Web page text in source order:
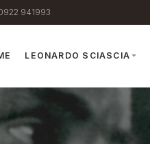
941993
LEONARDO SCIASCIA